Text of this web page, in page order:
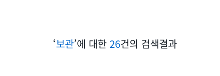
색
‘보관’에 대한 26건의 검색결과